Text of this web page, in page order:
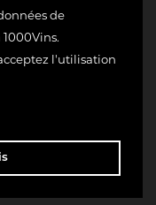
utiles
légales
d'utilisation
sécurisé
de
l'utilisation